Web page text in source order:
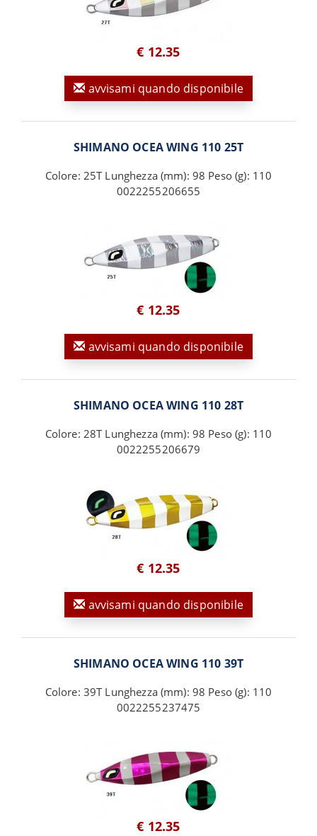
€ 12.35
avvisami quando disponibile
SHIMANO OCEA WING 110 25T
Colore: 25T Lunghezza (mm): 98 Peso (g): 110
0022255206655
€ 12.35
avvisami quando disponibile
SHIMANO OCEA WING 110 28T
Colore: 28T Lunghezza (mm): 98 Peso (g): 110
0022255206679
€ 12.35
avvisami quando disponibile
SHIMANO OCEA WING 110 39T
Colore: 39T Lunghezza (mm): 98 Peso (g): 110
0022255237475
€ 12.35